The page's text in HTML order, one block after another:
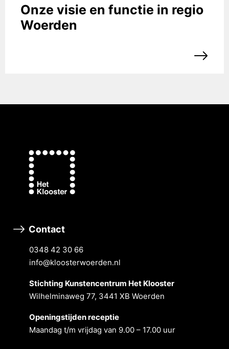
Onze visie en functie in regio
Woerden
Contact
0348 42 30 66
info@kloosterwoerden.nl
Stichting Kunstencentrum Het Klooster
Wilhelminaweg 77, 3441 XB Woerden
Openingstĳden receptie
Maandag t/m vrĳdag van 9.00 – 17.00 uur